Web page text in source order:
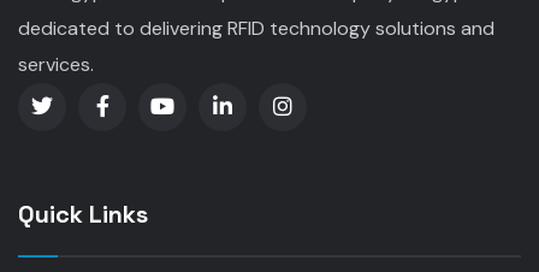
dedicated to delivering RFID technology solutions and
services.
Quick Links